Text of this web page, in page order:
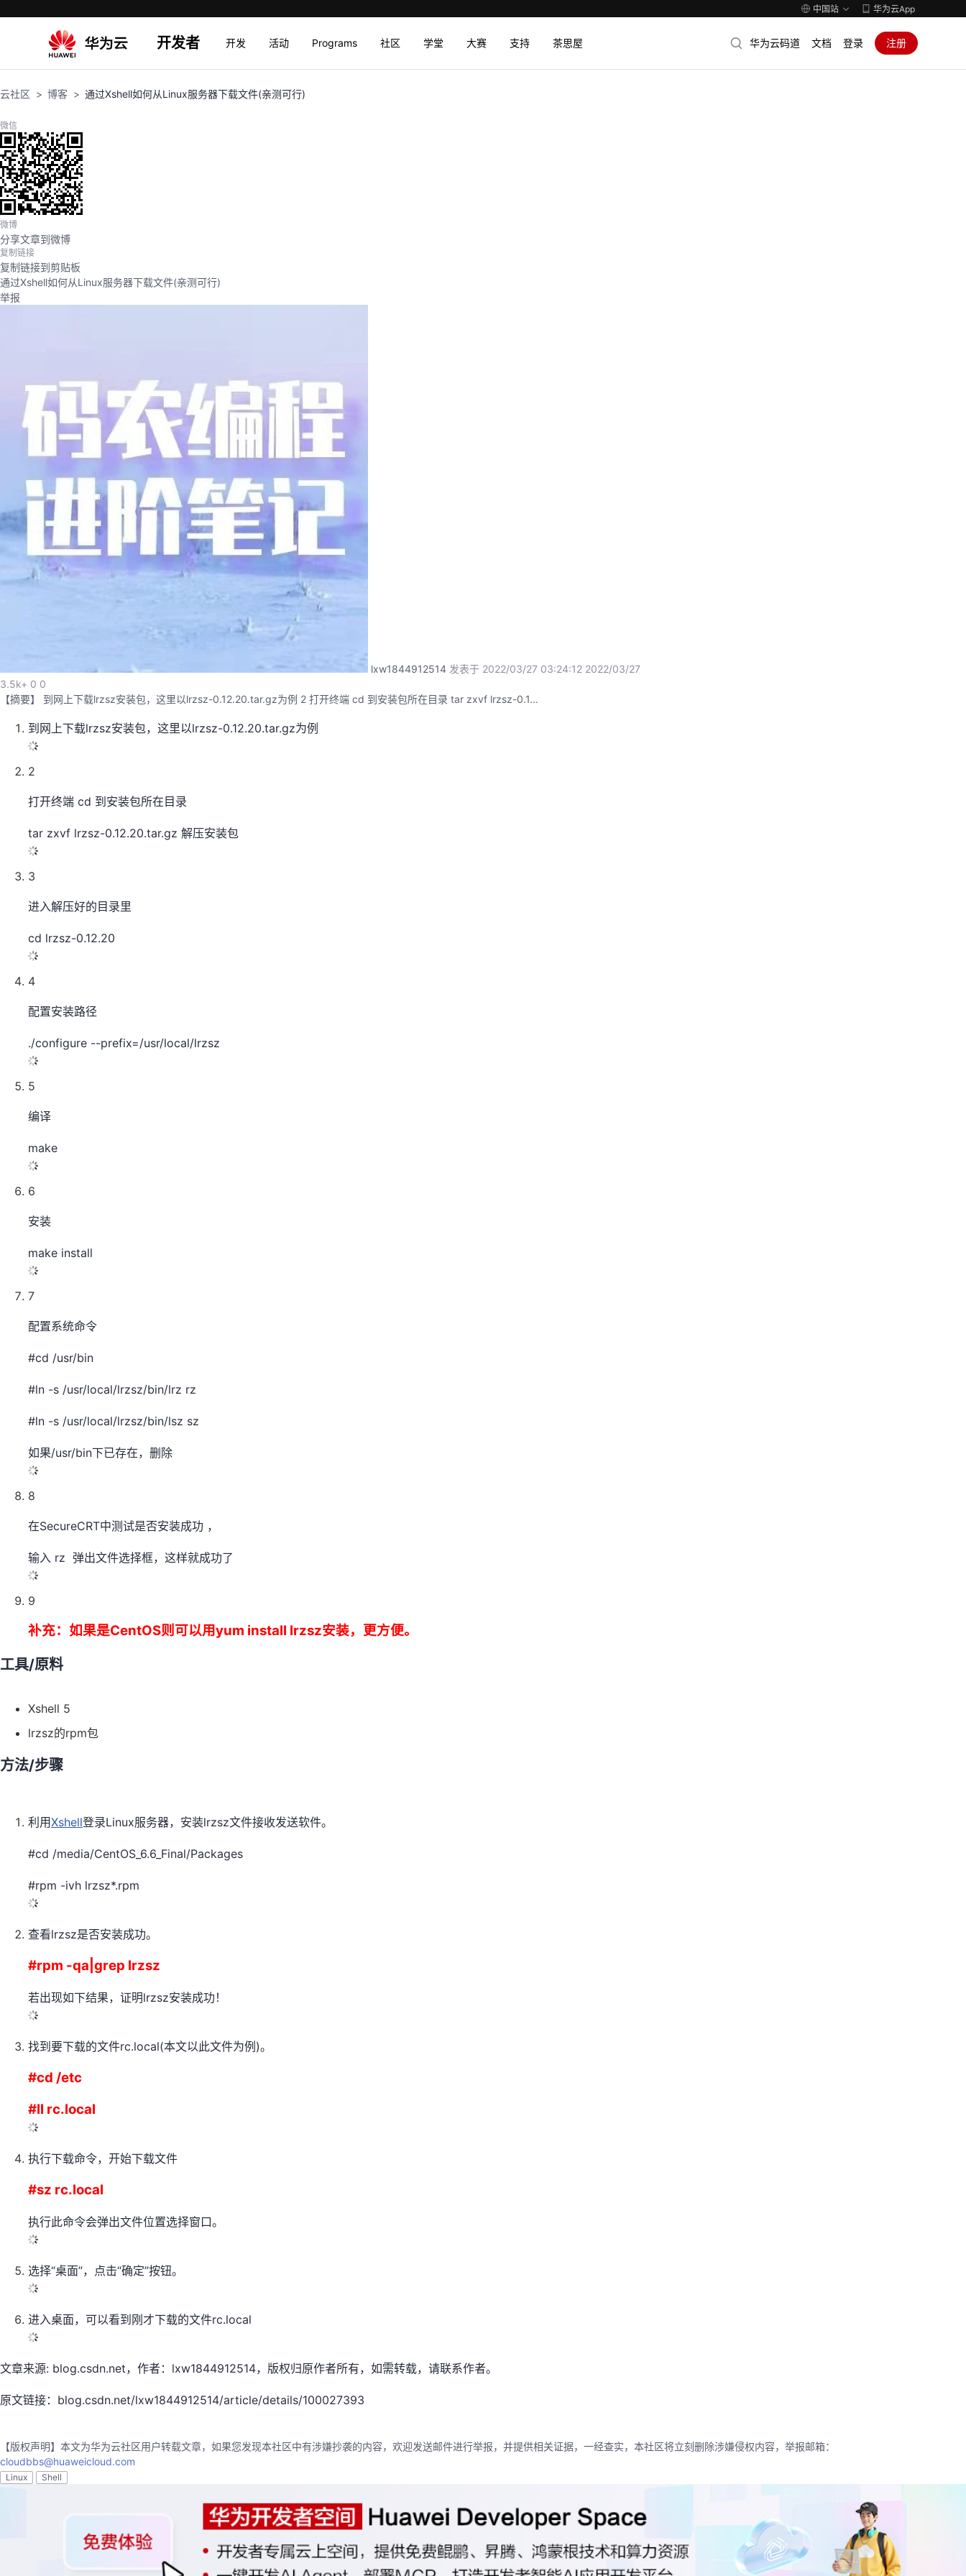
中国站 华为云App
开发者 开发 活动 Programs 社区 学堂 大赛 支持 茶思屋 华为云码道 文档 登录 注册
云社区 博客 通过Xshell如何从Linux服务器下载文件(亲测可行)
微信
微博
分享文章到微博
复制链接
复制链接到剪贴板
通过Xshell如何从Linux服务器下载文件(亲测可行)
举报
lxw1844912514 发表于 2022/03/27 03:24:12 2022/03/27
3.5k+ 0 0
【摘要】 到网上下载lrzsz安装包，这里以lrzsz-0.12.20.tar.gz为例 2 打开终端 cd 到安装包所在目录 tar zxvf lrzsz-0.1...
到网上下载lrzsz安装包，这里以lrzsz-0.12.20.tar.gz为例
2
打开终端 cd 到安装包所在目录
tar zxvf lrzsz-0.12.20.tar.gz 解压安装包
3
进入解压好的目录里
cd lrzsz-0.12.20
4
配置安装路径
./configure --prefix=/usr/local/lrzsz
5
编译
make
6
安装
make install
7
配置系统命令
#cd /usr/bin
#ln -s /usr/local/lrzsz/bin/lrz rz
#ln -s /usr/local/lrzsz/bin/lsz sz
如果/usr/bin下已存在，删除
8
在SecureCRT中测试是否安装成功 ，
输入 rz 弹出文件选择框，这样就成功了
9
补充：如果是CentOS则可以用yum install lrzsz安装，更方便。
工具/原料
Xshell 5
lrzsz的rpm包
方法/步骤
利用Xshell登录Linux服务器，安装lrzsz文件接收发送软件。
#cd /media/CentOS_6.6_Final/Packages
#rpm -ivh lrzsz*.rpm
查看lrzsz是否安装成功。
#rpm -qa|grep lrzsz
若出现如下结果，证明lrzsz安装成功！
找到要下载的文件rc.local(本文以此文件为例)。
#cd /etc
#ll rc.local
执行下载命令，开始下载文件
#sz rc.local
执行此命令会弹出文件位置选择窗口。
选择“桌面”，点击“确定”按钮。
进入桌面，可以看到刚才下载的文件rc.local
文章来源: blog.csdn.net，作者：lxw1844912514，版权归原作者所有，如需转载，请联系作者。
原文链接：blog.csdn.net/lxw1844912514/article/details/100027393
【版权声明】本文为华为云社区用户转载文章，如果您发现本社区中有涉嫌抄袭的内容，欢迎发送邮件进行举报，并提供相关证据，一经查实，本社区将立刻删除涉嫌侵权内容，举报邮箱：
cloudbbs@huaweicloud.com
Linux Shell